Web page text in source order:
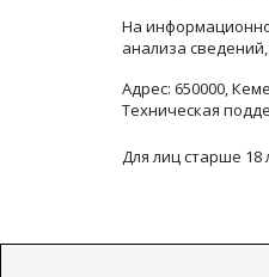
На
анализа
Адрес: 650000,
Техническая
Для лиц старше 18